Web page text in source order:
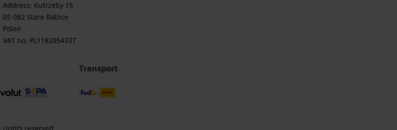
Address: Kutrzeby 15
05-082 Stare Babice
Polen
VAT no. PL1182054337
Transport
rights reserved.